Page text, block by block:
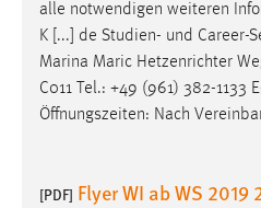
alle notwendigen weiteren
K [...] de Studien- und Career-
Marina Maric Hetzenrichter
C011 Tel.: +49 (961) 382-1133
Öffnungszeiten: Nach
[PDF] Flyer WI ab WS 2019